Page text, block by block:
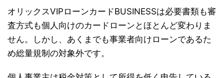
オリックスVIPローンカードBUSINESSは必要書類も審
査方式も個人向けのカードローンとほとんど変わりま
せん。しかし、あくまでも事業者向けローンであるた
め総量規制の対象外です。